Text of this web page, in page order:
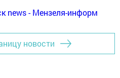
news - Мензеля-информ
новости